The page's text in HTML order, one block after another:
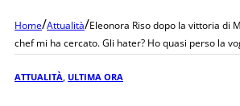
Home/Attualità/Eleonora Riso dopo la vittoria di
chef mi ha cercato. Gli hater? Ho quasi perso la
ATTUALITÀ ULTIMA ORA